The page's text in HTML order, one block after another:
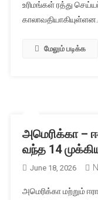
உரிமங்கள் ரத்து
மேலும் படிக்க
அமெரிக்கா –
வந்த 14
June 18, 2026
அமெரிக்கா மற்றும்